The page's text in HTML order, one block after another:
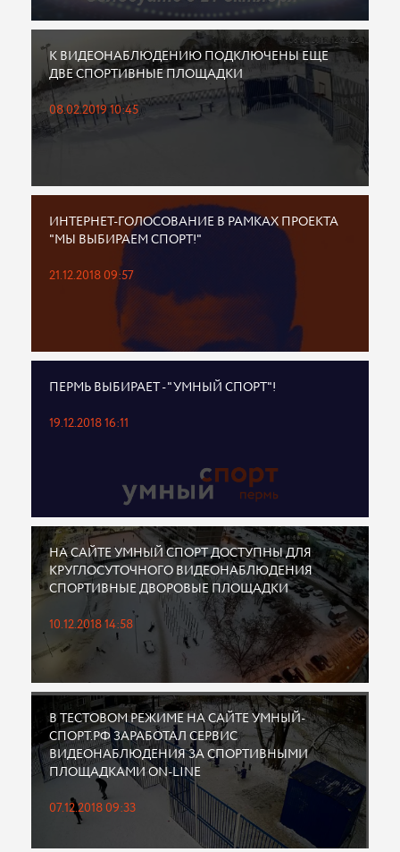
К ВИДЕОНАБЛЮДЕНИЮ ПОДКЛЮЧЕНЫ ЕЩЕ
ДВЕ СПОРТИВНЫЕ ПЛОЩАДКИ
08.02.2019 10:45
ИНТЕРНЕТ-ГОЛОСОВАНИЕ В РАМКАХ ПРОЕКТА
"МЫ ВЫБИРАЕМ СПОРТ!"
21.12.2018 09:57
ПЕРМЬ ВЫБИРАЕТ - "УМНЫЙ СПОРТ"!
19.12.2018 16:11
НА САЙТЕ УМНЫЙ СПОРТ ДОСТУПНЫ ДЛЯ
КРУГЛОСУТОЧНОГО ВИДЕОНАБЛЮДЕНИЯ
СПОРТИВНЫЕ ДВОРОВЫЕ ПЛОЩАДКИ
10.12.2018 14:58
В ТЕСТОВОМ РЕЖИМЕ НА САЙТЕ УМНЫЙ-
СПОРТ.РФ ЗАРАБОТАЛ СЕРВИС
ВИДЕОНАБЛЮДЕНИЯ ЗА СПОРТИВНЫМИ
ПЛОЩАДКАМИ ON-LINE
07.12.2018 09:33